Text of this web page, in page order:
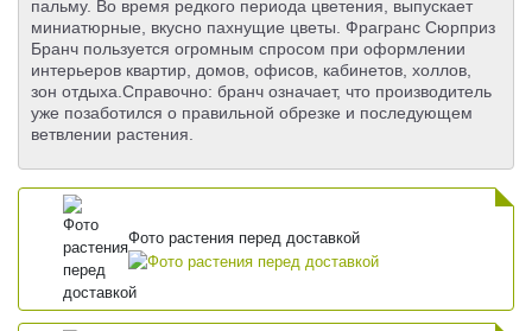
пальму. Во время редкого периода цветения, выпускает
миниатюрные, вкусно пахнущие цветы. Фрагранс Сюрприз
Бранч пользуется огромным спросом при оформлении
интерьеров квартир, домов, офисов, кабинетов, холлов,
зон отдыха.Справочно: бранч означает, что производитель
уже позаботился о правильной обрезке и последующем
ветвлении растения.
Фото растения перед доставкой